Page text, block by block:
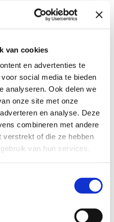
van cookies
en advertenties te
social media te bieden
analyseren. Ook delen we
onze site met onze
en analyse. Deze
combineren met andere
verstrekt of die ze hebben
van hun services.
te maken, hebben
controleren wij
geld dat je voor de
een vakantiepark? Dan
bepalingen en
vast tarief hanteren,